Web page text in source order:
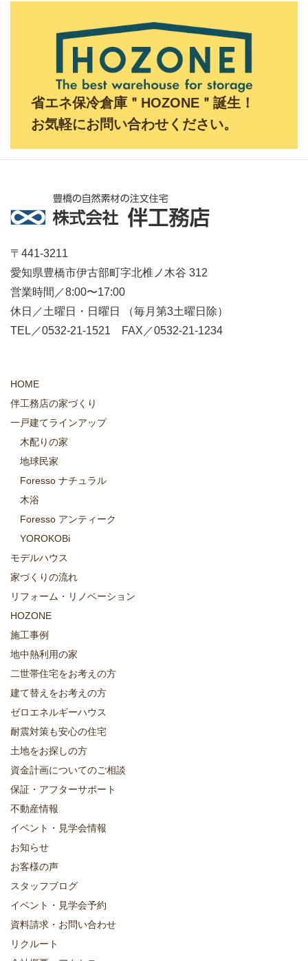
省エネ保冷倉庫＂HOZONE＂誕生！
お気軽にお問い合わせください。
〒441-3211
愛知県豊橋市伊古部町字北椎ノ木谷 312
営業時間／8:00〜17:00
休日／土曜日・日曜日 （毎月第3土曜日除）
TEL／0532-21-1521 FAX／0532-21-1234
HOME
伴工務店の家づくり
一戸建てラインアップ
木配りの家
地球民家
Foresso ナチュラル
木浴
Foresso アンティーク
YOROKOBi
モデルハウス
家づくりの流れ
リフォーム・リノベーション
HOZONE
施工事例
地中熱利用の家
二世帯住宅をお考えの方
建て替えをお考えの方
ゼロエネルギーハウス
耐震対策も安心の住宅
土地をお探しの方
資金計画についてのご相談
保証・アフターサポート
不動産情報
イベント・見学会情報
お知らせ
お客様の声
スタッフブログ
イベント・見学会予約
資料請求・お問い合わせ
リクルート